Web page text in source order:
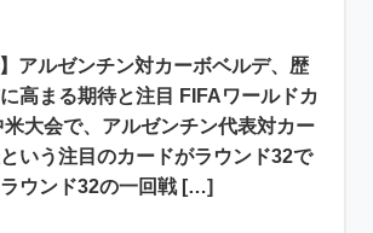
】アルゼンチン対カーボベルデ、歴
高まる期待と注目 FIFAワールドカ
米大会で、アルゼンチン代表対カー
いう注目のカードがラウンド32で
ウンド32の一回戦 […]